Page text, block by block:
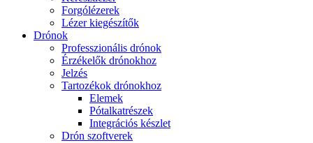
Forgólézerek
Lézer kiegészítők
Drónok
Professzionális drónok
Érzékelők drónokhoz
Jelzés
Tartozékok drónokhoz
Elemek
Pótalkatrészek
Integrációs készlet
Drón szoftverek